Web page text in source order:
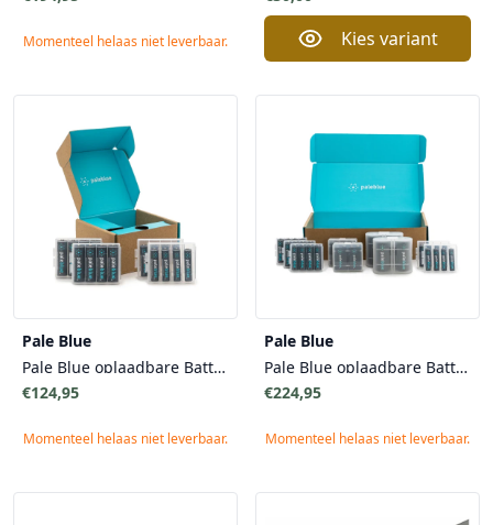
Momenteel helaas niet leverbaar. Kies variant
Pale Blue
Pale Blue oplaadbare Batterijen - Sustainability Kit 8 AA & 8 AAA - Duurzaamheid Kit
€124,95
Momenteel helaas niet leverbaar.
Pale Blue
Pale Blue oplaadbare Batterijen - Home Conversion Kit - Duurzaamheid Complete Set - 12 AA, 8 AAA, 4 9V en 4 D-cel Batterijen
€224,95
Momenteel helaas niet leverbaar.